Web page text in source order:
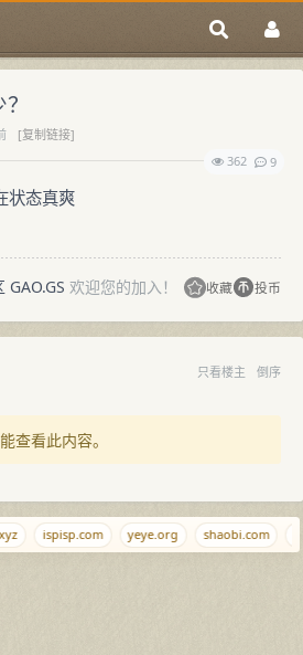
[复制链接]
362
9
状态真爽
GAO.GS 欢迎您的加入！ 收藏 投币
只看楼主 倒序
查看此内容。
ispisp.com yeye.org shaobi.com